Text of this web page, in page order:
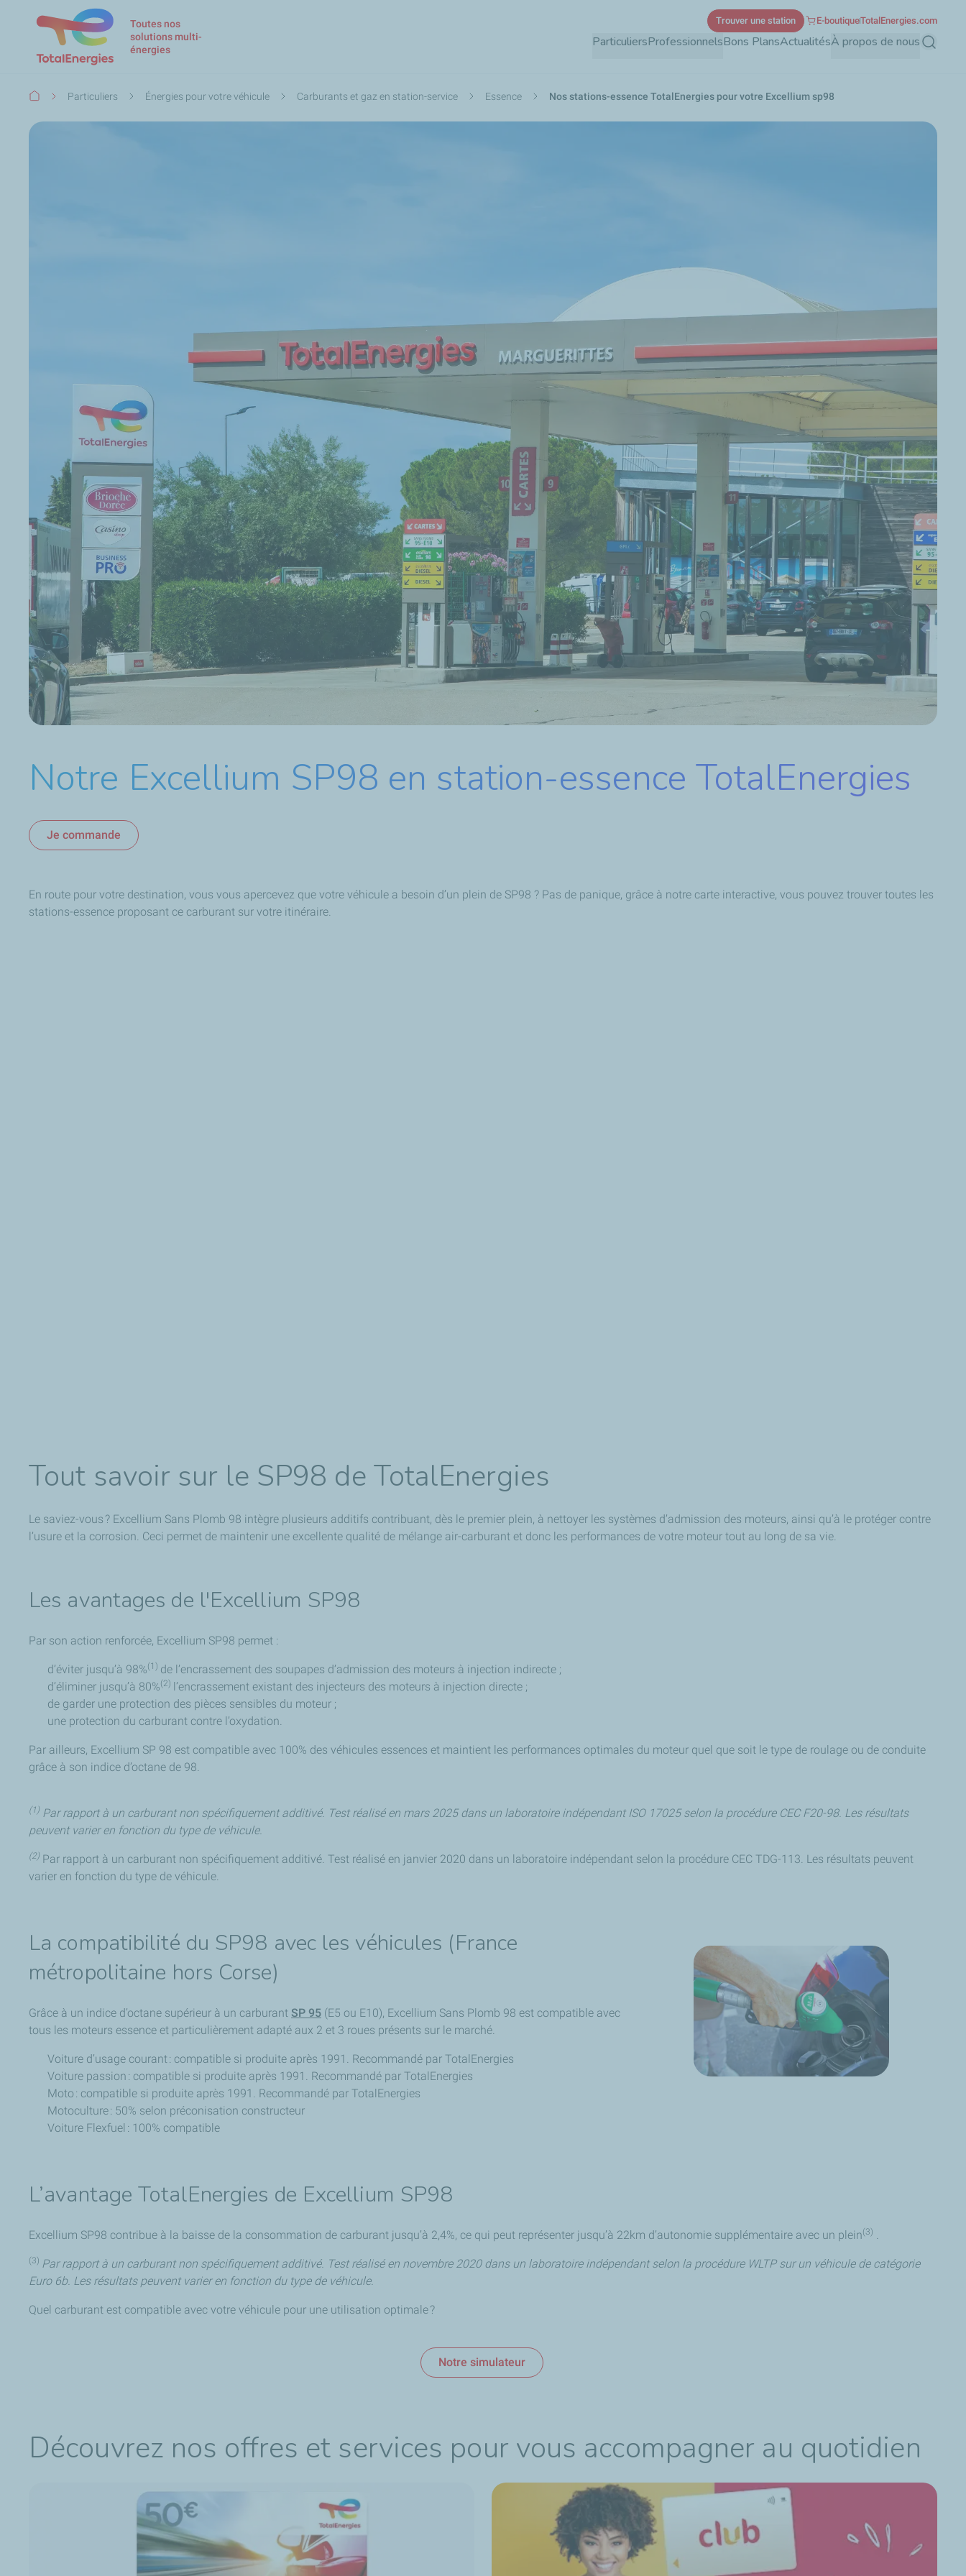
Toutes nos
solutions multi-
énergies
ParticuliersProfessionnelsBons PlansActualitésÀ propos de nous
Trouver une station E-boutiqueTotalEnergies.com
Fil
Particuliers Énergies pour votre véhicule Carburants et gaz en station-service Essence Nos stations-essence TotalEnergies pour votre Excellium sp98
Notre Excellium SP98 en station-essence TotalEnergies
Je commande
En route pour votre destination, vous vous apercevez que votre véhicule a besoin d’un plein de SP98 ? Pas de panique, grâce à notre carte interactive, vous pouvez trouver toutes les
stations-essence proposant ce carburant sur votre itinéraire.
Tout savoir sur le SP98 de TotalEnergies
Le saviez-vous ? Excellium Sans Plomb 98 intègre plusieurs additifs contribuant, dès le premier plein, à nettoyer les systèmes d’admission des moteurs, ainsi qu’à le protéger contre
l’usure et la corrosion. Ceci permet de maintenir une excellente qualité de mélange air-carburant et donc les performances de votre moteur tout au long de sa vie.
Les avantages de l'Excellium SP98
Par son action renforcée, Excellium SP98 permet :
d’éviter jusqu’à 98%(1) de l’encrassement des soupapes d’admission des moteurs à injection indirecte ;
d’éliminer jusqu’à 80%(2)
l’encrassement existant des injecteurs des moteurs à injection directe ;
de garder une protection des pièces sensibles du moteur ;
une protection du carburant contre l’oxydation.
Par ailleurs, Excellium SP 98 est compatible avec 100% des véhicules essences et maintient les performances optimales du moteur quel que soit le type de roulage ou de conduite
grâce à son indice d’octane de 98.
(1) Par rapport à un carburant non spécifiquement additivé. Test réalisé en mars 2025 dans un laboratoire indépendant ISO 17025 selon la procédure CEC F20-98. Les résultats
peuvent varier en fonction du type de véhicule.
(2) Par rapport à un carburant non spécifiquement additivé. Test réalisé en janvier 2020 dans un laboratoire indépendant selon la procédure CEC TDG-113. Les résultats peuvent
varier en fonction du type de véhicule.
La compatibilité du SP98 avec les véhicules (France
métropolitaine hors Corse)
Grâce à un indice d’octane supérieur à un carburant SP 95 (E5 ou E10), Excellium Sans Plomb 98 est compatible avec
tous les moteurs essence et particulièrement adapté aux 2 et 3 roues présents sur le marché.
Voiture d’usage courant : compatible si produite après 1991. Recommandé par TotalEnergies
Voiture passion : compatible si produite après 1991. Recommandé par TotalEnergies
Moto : compatible si produite après 1991. Recommandé par TotalEnergies
Motoculture : 50% selon préconisation constructeur
Voiture Flexfuel : 100% compatible
L’avantage TotalEnergies de Excellium SP98
Excellium SP98 contribue à la baisse de la consommation de carburant jusqu’à 2,4%, ce qui peut représenter jusqu’à 22km d’autonomie supplémentaire avec un plein(3) .
(3) Par rapport à un carburant non spécifiquement additivé. Test réalisé en novembre 2020 dans un laboratoire indépendant selon la procédure WLTP sur un véhicule de catégorie
Euro 6b. Les résultats peuvent varier en fonction du type de véhicule.
Quel carburant est compatible avec votre véhicule pour une utilisation optimale ?
Notre simulateur
Découvrez nos offres et services pour vous accompagner au quotidien